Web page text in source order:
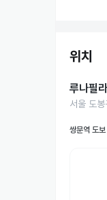
위치
루나필
서울 도
쌍문역 도보